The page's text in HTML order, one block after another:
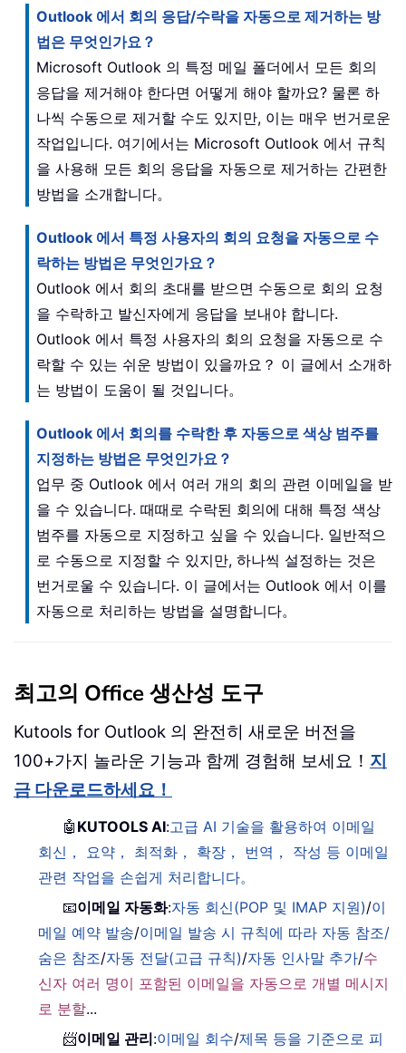
Outlook 에서 회의 응답/수락을 자동으로 제거하는 방
법은 무엇인가요？
Microsoft Outlook 의 특정 메일 폴더에서 모든 회의
응답을 제거해야 한다면 어떻게 해야 할까요? 물론 하
나씩 수동으로 제거할 수도 있지만, 이는 매우 번거로운
작업입니다. 여기에서는 Microsoft Outlook 에서 규칙
을 사용해 모든 회의 응답을 자동으로 제거하는 간편한
방법을 소개합니다。
Outlook 에서 특정 사용자의 회의 요청을 자동으로 수
락하는 방법은 무엇인가요？
Outlook 에서 회의 초대를 받으면 수동으로 회의 요청
을 수락하고 발신자에게 응답을 보내야 합니다.
Outlook 에서 특정 사용자의 회의 요청을 자동으로 수
락할 수 있는 쉬운 방법이 있을까요？ 이 글에서 소개하
는 방법이 도움이 될 것입니다。
Outlook 에서 회의를 수락한 후 자동으로 색상 범주를
지정하는 방법은 무엇인가요？
업무 중 Outlook 에서 여러 개의 회의 관련 이메일을 받
을 수 있습니다. 때때로 수락된 회의에 대해 특정 색상
범주를 자동으로 지정하고 싶을 수 있습니다. 일반적으
로 수동으로 지정할 수 있지만, 하나씩 설정하는 것은
번거로울 수 있습니다. 이 글에서는 Outlook 에서 이를
자동으로 처리하는 방법을 설명합니다。
최고의 Office 생산성 도구
Kutools for Outlook 의 완전히 새로운 버전을
100+가지 놀라운 기능과 함께 경험해 보세요！ 지
금 다운로드하세요！
🤖 KUTOOLS AI:고급 AI 기술을 활용하여 이메일
회신， 요약， 최적화， 확장， 번역， 작성 등 이메일
관련 작업을 손쉽게 처리합니다。
📧이메일 자동화:자동 회신(POP 및 IMAP 지원)/이
메일 예약 발송/이메일 발송 시 규칙에 따라 자동 참조/
숨은 참조/자동 전달(고급 규칙)/자동 인사말 추가/수
신자 여러 명이 포함된 이메일을 자동으로 개별 메시지
로 분할...
📨이메일 관리:이메일 회수/제목 등을 기준으로 피